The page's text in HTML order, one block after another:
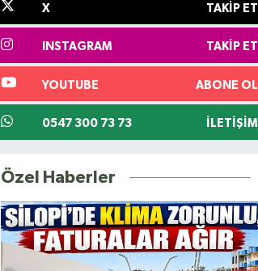
X TAKIP ET
INSTAGRAM TAKIP ET
YOUTUBE ABONE OL
0547 300 73 73 İLETIŞIM
Özel Haberler